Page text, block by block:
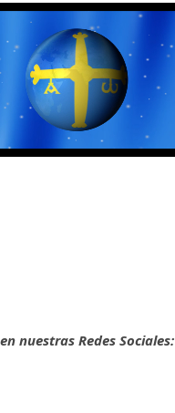
nuestras Redes Sociales: